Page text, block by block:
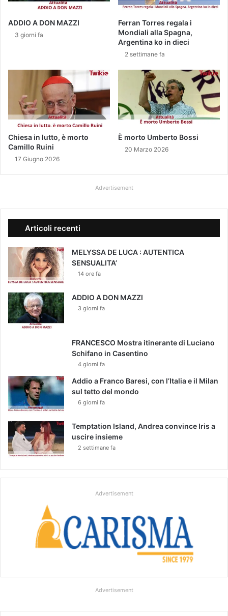
o
e
i
s
t
s
i
i
a
n
u
o
p
"
m
m
a
t
t
e
i
p
i
ù
t
i
e
c
ì
'
ADDIO A DON MAZZI
3 giorni fa
Ferran Torres regala i
Mondiali alla Spagna,
Argentina ko in dieci
2 settimane fa
Chiesa in lutto, è morto
Camillo Ruini
17 Giugno 2026
È morto Umberto Bossi
20 Marzo 2026
Advertisement
Articoli recenti
MELYSSA DE LUCA : AUTENTICA
SENSUALITA’
14 ore fa
ADDIO A DON MAZZI
3 giorni fa
FRANCESCO Mostra itinerante di Luciano
Schifano in Casentino
4 giorni fa
Addio a Franco Baresi, con l’Italia e il Milan
sul tetto del mondo
6 giorni fa
Temptation Island, Andrea convince Iris a
uscire insieme
2 settimane fa
Advertisement
Advertisement